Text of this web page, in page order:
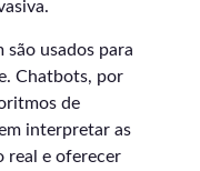
usados para
Chatbots, por
de
interpretar as
real e oferecer